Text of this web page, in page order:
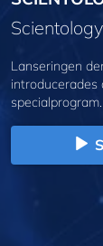
Lanseringen
introducerades
specialprogram.